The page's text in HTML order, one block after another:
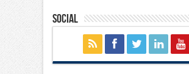
Social